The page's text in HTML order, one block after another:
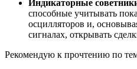
Индикаторные
способные учитывать
осцилляторов и,
сигналах, открывать
Рекомендую к прочтению по